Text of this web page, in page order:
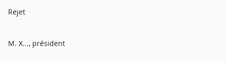
Rejet
M. X..., président